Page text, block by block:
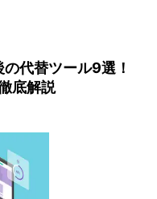
代替ツール9選！
底解説